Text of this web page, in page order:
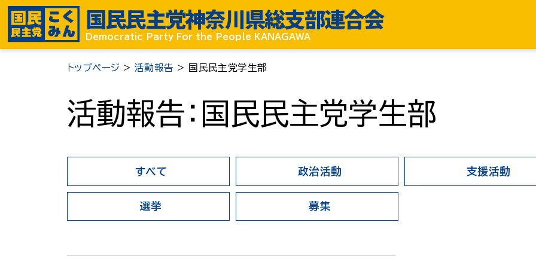
国民民主党神奈川県総支部連合会
Democratic Party For the People KANAGAWA
トップページ > 活動報告 > 国民民主党学生部
活動報告：国民民主党学生部
すべて 政治活動 支援活動
選挙 募集